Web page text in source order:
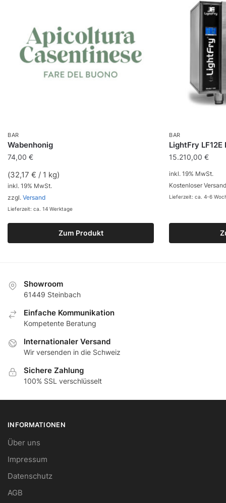
BAR
Wabenhonig
74,00 €
Zum Produkt
(32,17 € / 1 kg)
inkl. 19% MwSt.
zzgl. Versand
Lieferzeit: ca. 14 Werktage
BAR
LightFry
15.210,00 €
inkl. 19% MwSt.
Kostenloser
Lieferzeit: ca. 4-6
Showroom
61449 Steinbach
Еinfache Kommunikation
Кompetente Beratung
Internationaler Versand
Wir versenden in die Schweiz
Sichere Zahlung
100% SSL verschlüsselt
INFORMATIONEN
Über uns
Impressum
Datenschutz
AGB